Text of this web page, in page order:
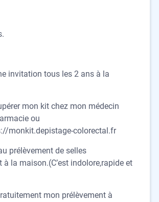
invitation tous les 2 ans à la
mon kit chez mon médecin
ou
monkit.depistage-colorectal.fr
prélèvement de selles
la maison.(C’est indolore,rapide et
mon prélèvement à